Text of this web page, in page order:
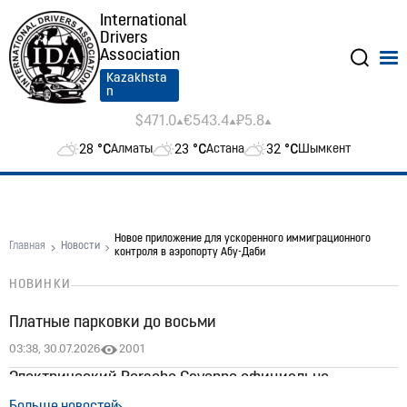
International
Drivers
Association
Kazakhsta
n
$471.0 €543.4 ₽5.8
28 °CАлматы 23 °CАстана 32 °CШымкент
Главная Новости
Новое приложение для ускоренного иммиграционного
контроля в аэропорту Абу-Даби
НОВИНКИ
Платные парковки до восьми
03:38, 30.07.2026 2001
Электрический Porsche Cayenne официально
появился в Казахстане: цены стартуют от 60 млн